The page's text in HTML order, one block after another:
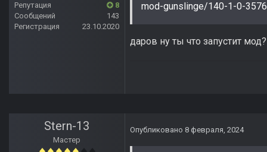
Репутация
8
Сообщений
143
Регистрация
23.10.2020
mod-gunslinge/140-1-0-3576
даров ну ты что запустит мод?
Stern-13
Мастер
Опубликовано 8 февраля, 2024